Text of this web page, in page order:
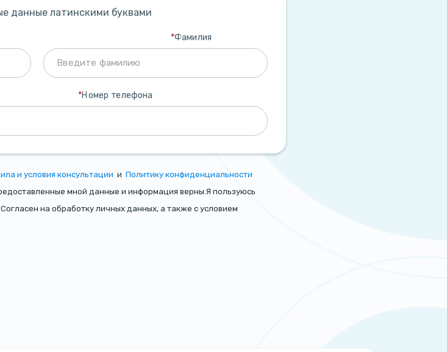
данные латинскими буквами
Фамилия
*
Номер телефона
*
и условия консультации и Политику конфиденциальности
мной данные и информация верны.Я пользуюсь
на обработку личных данных, а также с условием